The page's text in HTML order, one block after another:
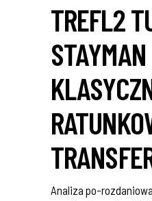
TREFL2
STAYMAN
Analiza po-